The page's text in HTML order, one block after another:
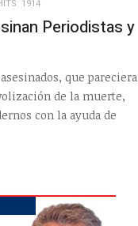
1914
Periodistas y
que pareciera
de la muerte,
con la ayuda de